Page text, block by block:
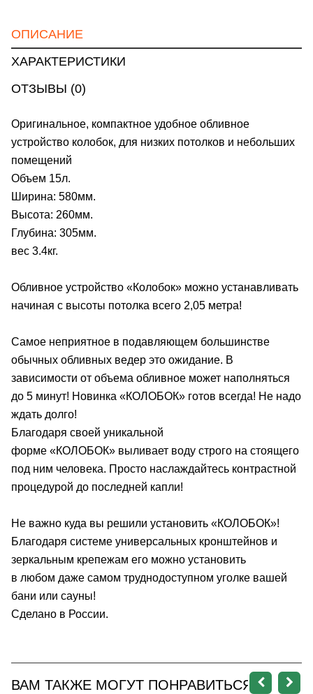
ОПИСАНИЕ
ХАРАКТЕРИСТИКИ
ОТЗЫВЫ (0)
Оригинальное, компактное удобное обливное
устройство колобок, для низких потолков и небольших
помещений
Объем 15л.
Ширина: 580мм.
Высота: 260мм.
Глубина: 305мм.
вес 3.4кг.
Обливное устройство «Колобок» можно устанавливать
начиная с высоты потолка всего 2,05 метра!
Самое неприятное в подавляющем большинстве
обычных обливных ведер это ожидание. В
зависимости от объема обливное может наполняться
до 5 минут! Новинка «КОЛОБОК» готов всегда! Не надо
ждать долго!
Благодаря своей уникальной
форме «КОЛОБОК» выливает воду строго на стоящего
под ним человека. Просто наслаждайтесь контрастной
процедурой до последней капли!
Не важно куда вы решили установить «КОЛОБОК»!
Благодаря системе универсальных кронштейнов и
зеркальным крепежам его можно установить
в любом даже самом труднодоступном уголке вашей
бани или сауны!
Сделано в России.
ВАМ ТАКЖЕ МОГУТ ПОНРАВИТЬСЯ